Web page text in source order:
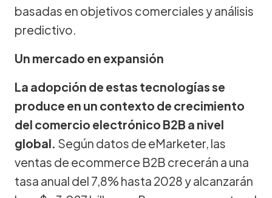
basadas en objetivos comerciales y análisis
predictivo.
Un mercado en expansión
La adopción de estas tecnologías se
produce en un contexto de crecimiento
del comercio electrónico B2B a nivel
global. Según datos de eMarketer, las
ventas de ecommerce B2B crecerán a una
tasa anual del 7,8% hasta 2028 y alcanzarán